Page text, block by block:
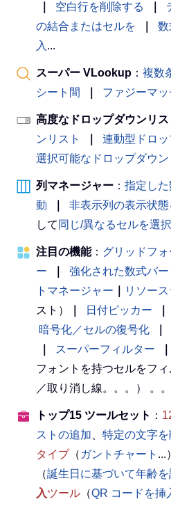
空白行を削除する
の結合またはセルを
数
入 ...
スーパー VLookup ： 複数
シート間
ファジーマッ
高度なドロップダウンリス
ンリスト
連動型ドロッ
選択可能なドロップダウン
列マネージャー ： 指定し
動
非表示列の表示状態
して 同じ/異なるセルを選択
注目の機能： グリッドフォ
ー
強化された数式バー
トマネージャー
リソー
スト）
日付ピッカー
暗号化／セルの復号化
スーパーフィルター
フォントを持つセルをフ
／取り消し線。。。） 。。
トップ15 ツールセット ：
ストの追加
特定の文字を
タイプ（ ガントチャート ...）
（誕生日に基づいて年齢
入ツール （QR コードを挿